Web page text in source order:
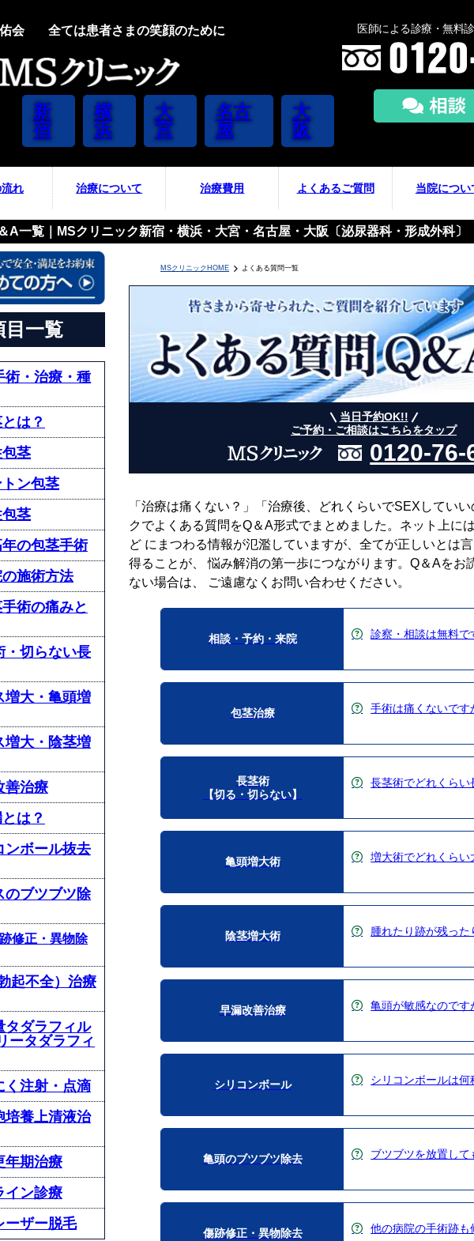
会 全ては患者さまの笑顔のために
新
宿
横
浜
大
宮
名古
屋
大
阪
医師による診療・無料
れ 治療について 治療費用 よくあるご質問 当院につい
A一覧｜MSクリニック新宿・横浜・大宮・名古屋・大阪〔泌尿器科・形成外科〕
目一覧
術・治療・種
は？
包茎
トン包茎
包茎
年の包茎手術
の施術方法
術の痛みと
・切らない長
増大・亀頭増
増大・陰茎増
善治療
は？
ンボール抜去
のブツブツ除
修正・異物除
起不全）治療
タダラフィル
ータダラフィ
く注射・点滴
培養上清液治
年期治療
イン診療
ーザー脱毛
MSクリニックHOME よくある質問一覧
当日予約OK!!
ご予約・ご相談はこちらをタップ
0120-76-
「治療は痛くない？」「治療後、どれくらいでSEXしてい
クでよくある質問をQ＆A形式でまとめました。ネット上に
ど にまつわる情報が氾濫していますが、全てが正しいとは
得ることが、 悩み解消の第一歩につながります。Q＆Aをお
ない場合は、 ご遠慮なくお問い合わせください。
相談・予約・来院 診察・相談は無料で
包茎治療 手術は痛くないです
長茎術
【切る・切らない】
長茎術でどれくらい
亀頭増大術 増大術でどれくらい
陰茎増大術 腫れたり跡が残った
早漏改善治療 亀頭が敏感なのです
シリコンボール シリコンボールは何
亀頭のブツブツ除去 ブツブツを放置して
傷跡修正・異物除去 他の病院の手術跡も